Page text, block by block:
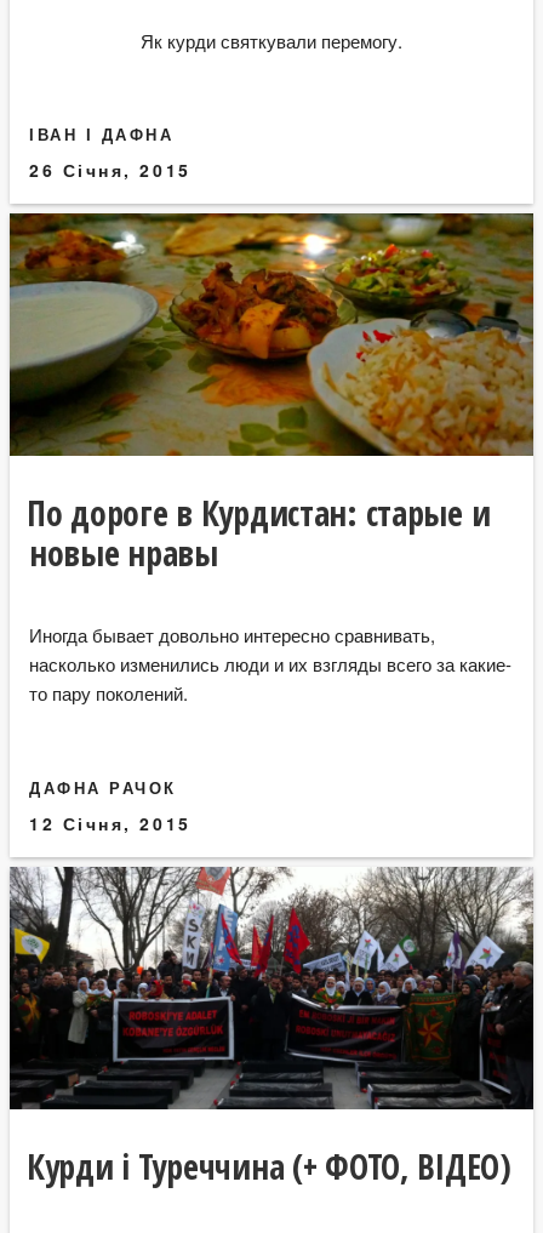
Як курди святкували перемогу.
ІВАН І ДАФНА
26 Січня, 2015
По дороге в Курдистан: старые и
новые нравы
Иногда бывает довольно интересно сравнивать,
насколько изменились люди и их взгляды всего за какие-
то пару поколений.
ДАФНА РАЧОК
12 Січня, 2015
Курди і Туреччина (+ ФОТО, ВІДЕО)